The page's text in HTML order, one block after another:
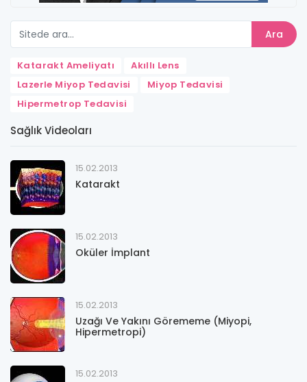
Ara
Katarakt Ameliyatı
Akıllı Lens
Lazerle Miyop Tedavisi
Miyop Tedavisi
Hipermetrop Tedavisi
Sağlık Videoları
15.02.2013
Katarakt
15.02.2013
Oküler İmplant
15.02.2013
Uzağı Ve Yakını Görememe (Miyopi,
Hipermetropi)
15.02.2013